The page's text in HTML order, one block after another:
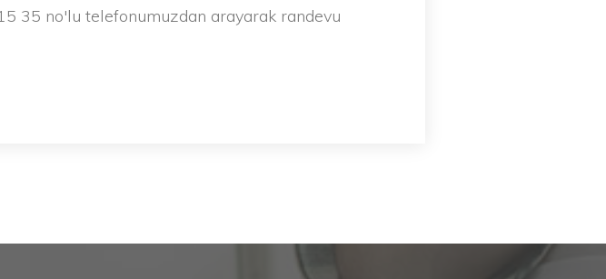
35 no'lu telefonumuzdan arayarak randevu